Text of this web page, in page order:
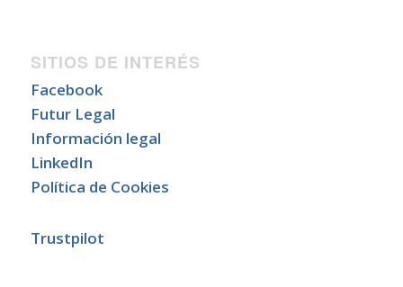
SITIOS DE INTERÉS
Facebook
Futur Legal
Información legal
LinkedIn
Política de Cookies
Trustpilot